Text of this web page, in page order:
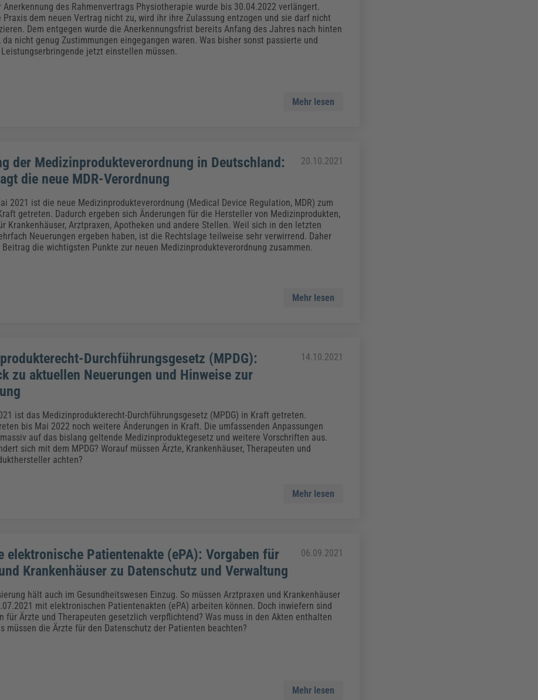
Anerkennung des Rahmenvertrags Physiotherapie wurde bis 30.04.2022 verlängert.
Praxis dem neuen Vertrag nicht zu, wird ihr ihre Zulassung entzogen und sie darf nicht
Dem entgegen wurde die Anerkennungsfrist bereits Anfang des Jahres nach hinten
da nicht genug Zustimmungen eingegangen waren. Was bisher sonst passierte und
jetzt einstellen müssen.
Mehr lesen
der Medizinprodukteverordnung in Deutschland:
die neue MDR-Verordnung
20.10.2021
2021 ist die neue Medizinprodukteverordnung (Medical Device Regulation, MDR) zum
getreten. Dadurch ergeben sich Änderungen für die Hersteller von Medizinprodukten,
Krankenhäuser, Arztpraxen, Apotheken und andere Stellen. Weil sich in den letzten
Neuerungen ergeben haben, ist die Rechtslage teilweise sehr verwirrend. Daher
die wichtigsten Punkte zur neuen Medizinprodukteverordnung zusammen.
Mehr lesen
Durchführungsgesetz (MPDG):
zu aktuellen Neuerungen und Hinweise zur
14.10.2021
ist das Medizinprodukterecht-Durchführungsgesetz (MPDG) in Kraft getreten.
bis Mai 2022 noch weitere Änderungen in Kraft. Die umfassenden Anpassungen
auf das bislang geltende Medizinproduktegesetz und weitere Vorschriften aus.
sich mit dem MPDG? Worauf müssen Ärzte, Krankenhäuser, Therapeuten und
achten?
Mehr lesen
elektronische Patientenakte (ePA): Vorgaben für
Krankenhäuser zu Datenschutz und Verwaltung
06.09.2021
hält auch im Gesundheitswesen Einzug. So müssen Arztpraxen und Krankenhäuser
mit elektronischen Patientenakten (ePA) arbeiten können. Doch inwiefern sind
für Ärzte und Therapeuten gesetzlich verpflichtend? Was muss in den Akten enthalten
müssen die Ärzte für den Datenschutz der Patienten beachten?
Mehr lesen